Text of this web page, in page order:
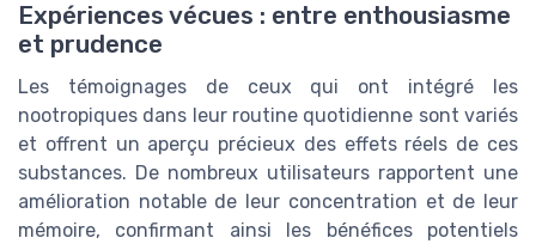
Expériences vécues : entre enthousiasme
et prudence
Les témoignages de ceux qui ont intégré les
nootropiques dans leur routine quotidienne sont variés
et offrent un aperçu précieux des effets réels de ces
substances. De nombreux utilisateurs rapportent une
amélioration notable de leur concentration et de leur
mémoire, confirmant ainsi les bénéfices potentiels